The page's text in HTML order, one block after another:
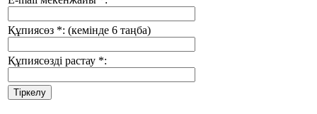
Құпиясөз *: (кемінде 6 таңба)
Құпиясөзді растау *: